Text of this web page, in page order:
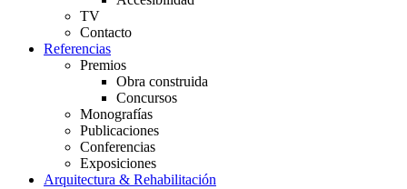
TV
Contacto
Referencias
Premios
Obra construida
Concursos
Monografías
Publicaciones
Conferencias
Exposiciones
Arquitectura & Rehabilitación